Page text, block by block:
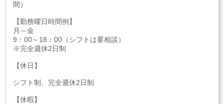
間）
【勤務曜日時間例】
月～金
9：00～18：00（シフトは要相談）
※完全週休2日制
【休日】
シフト制、完全週休2日制
【休暇】